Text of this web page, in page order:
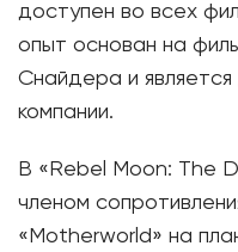
доступен во всех
опыт основан на
Снайдера и
компании.
В «Rebel Moon: The
членом
«Motherworld» на